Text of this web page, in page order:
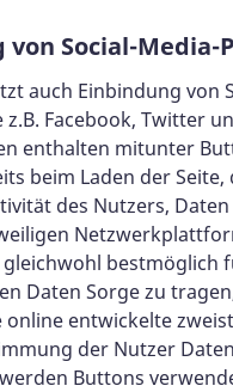
von Social-Media-
auch Einbindung von
Facebook, Twitter
enthalten mitunter
beim Laden der Seite,
des Nutzers,
bestmöglich
Daten Sorge zu
online entwickelte
der Nutzer
Buttons